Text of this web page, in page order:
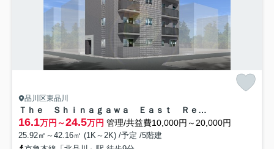
品川区東品川
Ｔｈｅ Ｓｈｉｎａｇａｗａ Ｅａｓｔ Ｒｅｓｉｄｅｎｃｅ
16.1万円～24.5万円 管理/共益費10,000円～20,000円
25.92㎡～42.16㎡ (1K～2K) /予定 /5階建